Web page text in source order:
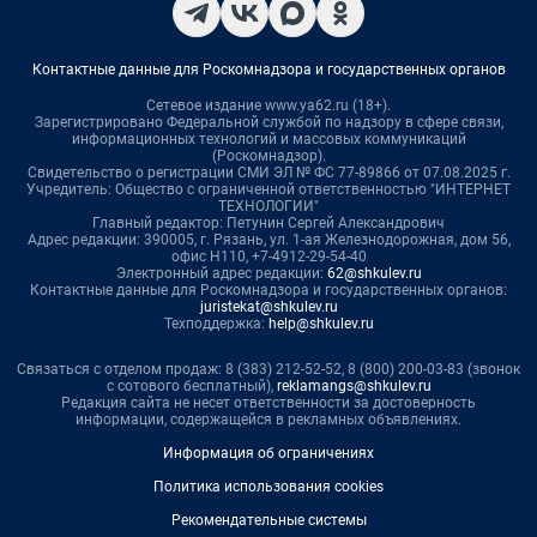
Контактные данные для Роскомнадзора и государственных органов
Сетевое издание www.ya62.ru (18+).
Зарегистрировано Федеральной службой по надзору в сфере связи,
информационных технологий и массовых коммуникаций
(Роскомнадзор).
Свидетельство о регистрации СМИ ЭЛ № ФС 77-89866 от 07.08.2025 г.
Учредитель: Общество с ограниченной ответственностью "ИНТЕРНЕТ
ТЕХНОЛОГИИ"
Главный редактор: Петунин Сергей Александрович
Адрес редакции: 390005, г. Рязань, ул. 1-ая Железнодорожная, дом 56,
офис Н110, +7-4912-29-54-40
Электронный адрес редакции: 62@shkulev.ru
Контактные данные для Роскомнадзора и государственных органов:
juristekat@shkulev.ru
Техподдержка: help@shkulev.ru
Связаться с отделом продаж: 8 (383) 212-52-52, 8 (800) 200-03-83 (звонок
с сотового бесплатный), reklamangs@shkulev.ru
Редакция сайта не несет ответственности за достоверность
информации, содержащейся в рекламных объявлениях.
Информация об ограничениях
Политика использования cookies
Рекомендательные системы